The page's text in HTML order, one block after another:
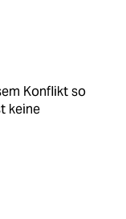
Konflikt so
keine